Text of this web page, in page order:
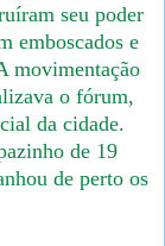
seu poder
emboscados e
movimentação
o fórum,
da cidade.
de 19
de perto os